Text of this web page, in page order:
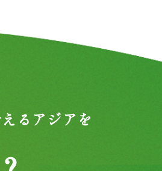
るアジアを